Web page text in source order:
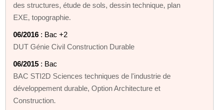
des structures, étude de sols, dessin technique, plan
EXE, topographie.
06/2016 : Bac +2
DUT Génie Civil Construction Durable
06/2015 : Bac
BAC STI2D Sciences techniques de l'industrie de
développement durable, Option Architecture et
Construction.